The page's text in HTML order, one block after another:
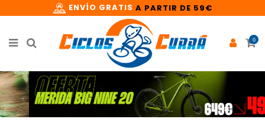
ENVÍO GRATIS A PARTIR DE 59€
0